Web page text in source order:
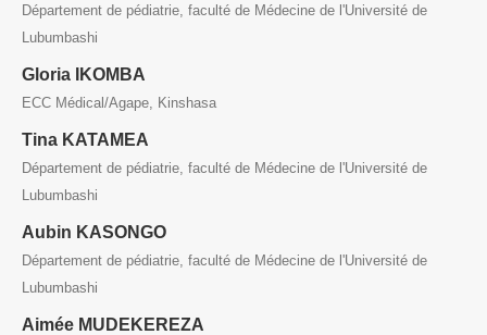
Département de pédiatrie, faculté de Médecine de l'Université de
Lubumbashi
Gloria IKOMBA
ECC Médical/Agape, Kinshasa
Tina KATAMEA
Département de pédiatrie, faculté de Médecine de l'Université de
Lubumbashi
Aubin KASONGO
Département de pédiatrie, faculté de Médecine de l'Université de
Lubumbashi
Aimée MUDEKEREZA